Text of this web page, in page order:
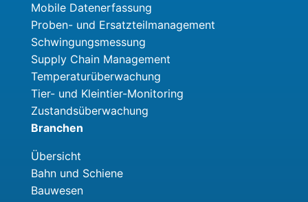
Mobile Datenerfassung
Proben- und Ersatzteilmanagement
Schwingungsmessung
Supply Chain Management
Temperaturüberwachung
Tier- und Kleintier-Monitoring
Zustandsüberwachung
Branchen
Übersicht
Bahn und Schiene
Bauwesen